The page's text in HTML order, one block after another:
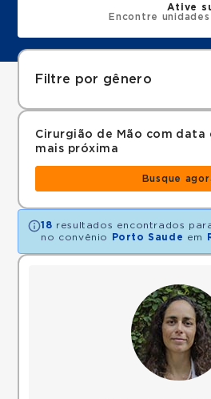
Ative
Encontre
Filtre por gênero
Cirurgião de Mão com data
mais próxima
Busque
18 resultados encontrados
no convênio
Porto Saude em